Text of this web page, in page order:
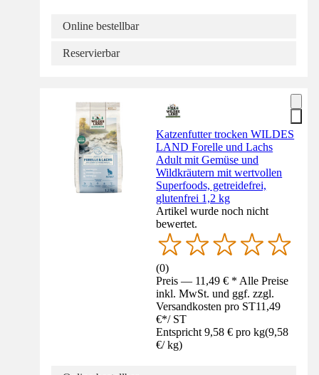
Online bestellbar
Reservierbar
Katzenfutter trocken WILDES
LAND Forelle und Lachs
Adult mit Gemüse und
Wildkräutern mit wertvollen
Superfoods, getreidefrei,
glutenfrei 1,2 kg
Artikel wurde noch nicht
bewertet.
(0)
Preis — 11,49 € * Alle Preise
inkl. MwSt. und ggf. zzgl.
Versandkosten pro ST11,49
€*/ ST
Entspricht 9,58 € pro kg(9,58
€/ kg)